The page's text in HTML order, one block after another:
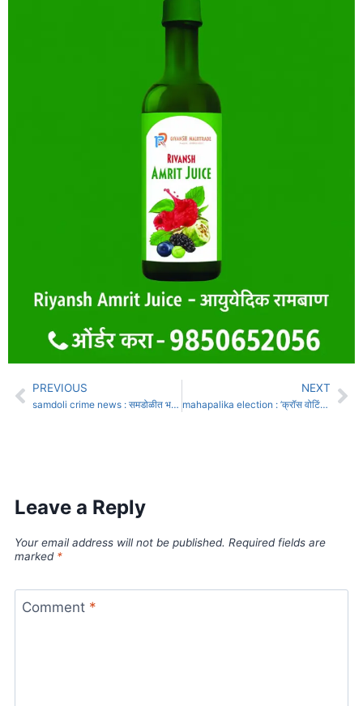
PREVIOUS
samdoli crime news : समडोळीत भरधाव दुचाकीची थांबलेल्या ट्रॅक्टरला धडक अपघातात तरुणाचा मृत्यू, एक गंभीर.
NEXT
mahapalika election : ’क्रॉस वोटिंग’च्या भीतीने उमेदवार धास्तावले!
Leave a Reply
Your email address will not be published. Required fields are
marked *
Comment *